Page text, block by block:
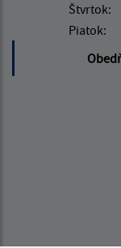
Štvrtok:
Piatok: